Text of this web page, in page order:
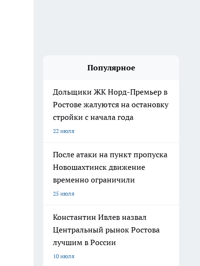
Популярное
Дольщики ЖК Норд-Премьер в
Ростове жалуются на остановку
стройки с начала года
22 июля
После атаки на пункт пропуска
Новошахтинск движение
временно ограничили
25 июля
Константин Ивлев назвал
Центральный рынок Ростова
лучшим в России
10 июля